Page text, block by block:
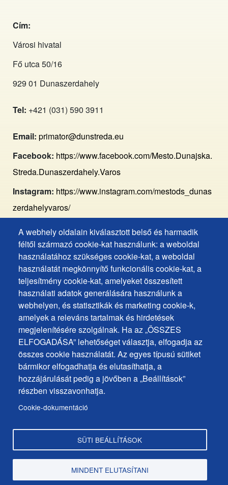
A webhely oldalain kiválasztott belső és harmadik
féltől származó cookie-kat használunk: a weboldal
használatához szükséges cookie-kat, a weboldal
használatát megkönnyítő funkcionális cookie-kat, a
teljesítmény cookie-kat, amelyeket összesített
használati adatok generálására használunk a
webhelyen, és statisztikák és marketing cookie-k,
amelyek a releváns tartalmak és hirdetések
megjelenítésére szolgálnak. Ha az „ÖSSZES
ELFOGADÁSA” lehetőséget választja, elfogadja az
összes cookie használatát. Az egyes típusú sütiket
bármikor elfogadhatja és elutasíthatja, a
hozzájárulását pedig a jövőben a „Beállítások”
részben visszavonhatja.
Cookie-dokumentáció
SÜTI BEÁLLÍTÁSOK
MINDENT ELUTASÍTANI
Cím:
Városi hivatal
Fő utca 50/16
929 01 Dunaszerdahely
Tel: +421 (031) 590 3911
Email: primator@dunstreda.eu
Facebook: https://www.facebook.com/Mesto.Dunajska.
Streda.Dunaszerdahely.Varos
Instagram: https://www.instagram.com/mestods_dunas
zerdahelyvaros/
Footer
MENU
Elérhetőségek
Oldaltérkép
Hírek a városból
Copyright © Dunaszerdahely város, 2025
Footer
Cookies
+
ochrana
osobných
udajov
Hozzáférhetőségi nyilatkozat
Gyakran ismételt kérdések
Személyes adatok védelme
Sütik használata
Sütik beállítások
Javaslatok és visszajelzések